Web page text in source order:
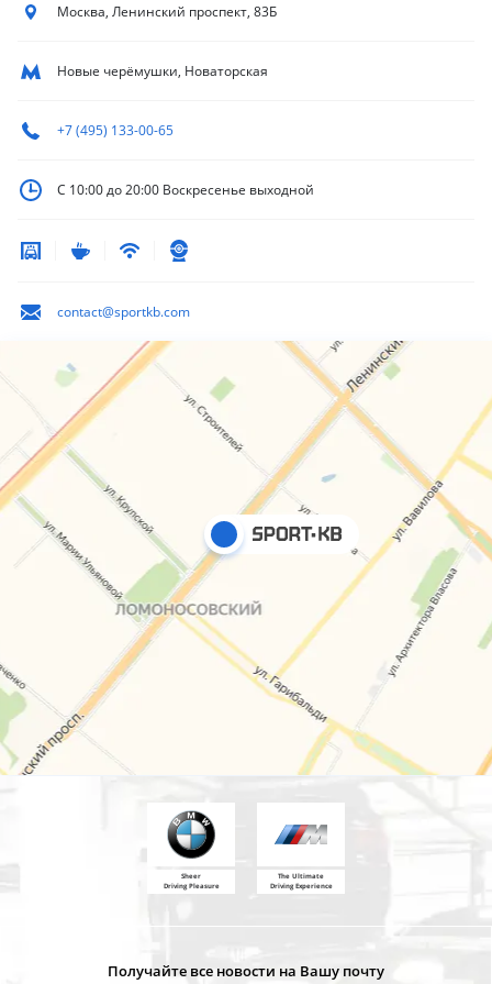
Москва, Ленинский проспект, 83Б
Новые черёмушки, Новаторская
+7 (495) 133-00-65
С 10:00 до 20:00 Воскресенье выходной
contact@sportkb.com
Sheer
Driving Pleasure
The Ultimate
Driving Experience
Получайте все новости на Вашу почту